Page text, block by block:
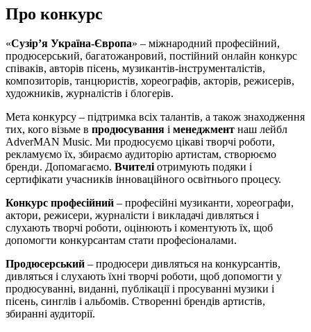
Про конкурс
«Сузір’я Україна-Європа» – міжнародний професійний,
продюсерський, багатожанровий, постійний онлайн конкурс
співаків, авторів пісень, музикантів-інструменталістів,
композиторів, танцюристів, хореографів, акторів, режисерів,
художників, журналістів і блогерів.
Мета конкурсу – підтримка всіх талантів, а також знаходження
тих, кого візьме в продюсування і менеджмент наш лейбл
AdverMAN Music. Ми продюсуємо цікаві творчі роботи,
рекламуємо їх, збираємо аудиторію артистам, створюємо
бренди. Допомагаємо. Вчителі отримують подяки і
сертифікати учасників інноваційного освітнього процесу.
Конкурс професійний – професійні музиканти, хореографи,
актори, режисери, журналісти і викладачі дивляться і
слухають творчі роботи, оцінюють і коментують їх, щоб
допомогти конкурсантам стати професіоналами.
Продюсерський – продюсери дивляться на конкурсантів,
дивляться і слухають їхні творчі роботи, щоб допомогти у
продюсуванні, виданні, публікації і просуванні музики і
пісень, синглів і альбомів. Створенні брендів артистів,
збиранні аудиторії.